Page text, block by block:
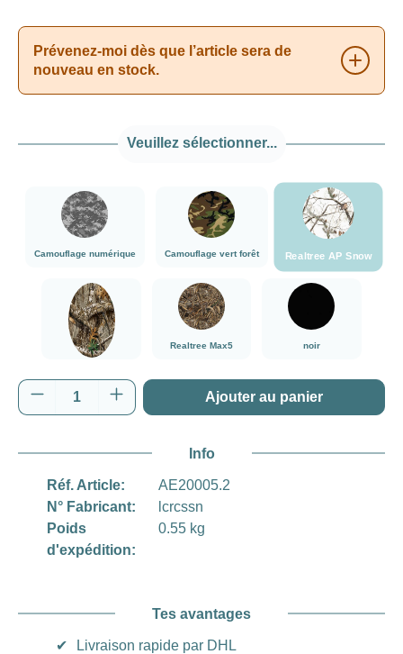
Prévenez-moi dès que l’article sera de
nouveau en stock.
Veuillez sélectionner...
Camouflage numérique
###Camouflage numérique###LensCoat
Camouflage vert forêt
###Camouflage vert forêt###LensCoat
Realtree AP Snow
###Realtree
###Realtree Edge###LensCoat
Realtree Max5
###Realtree Max5###LensCoat
noir
Quantité de produit : Entrez la quantité
Ajouter au panier
Info
Réf. Article:
AE20005.2
N° Fabricant:
lcrcssn
Poids
d'expédition:
0.55 kg
Tes avantages
✔
Livraison rapide par DHL